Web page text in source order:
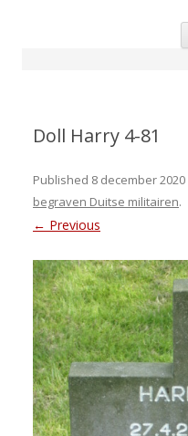
Doll Harry 4-81
Published 8 december 2020
begraven Duitse militairen.
← Previous